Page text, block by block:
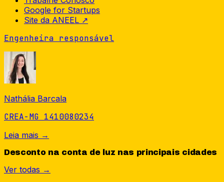
Google for Startups
Site da ANEEL ↗
Engenheira responsável
Nathália Barcala
CREA-MG 1410080234
Leia mais →
Desconto na conta de luz nas principais cidades
Ver todas →